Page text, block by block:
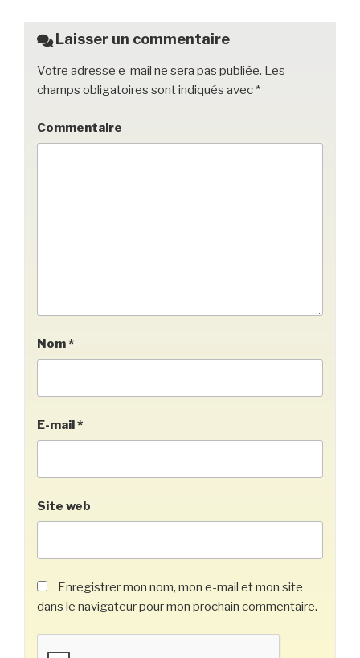
o
k
Laisser un commentaire
Votre adresse e-mail ne sera pas publiée. Les
champs obligatoires sont indiqués avec *
Commentaire
Nom*
E-mail*
Site web
Enregistrer mon nom, mon e-mail et mon site
dans le navigateur pour mon prochain commentaire.